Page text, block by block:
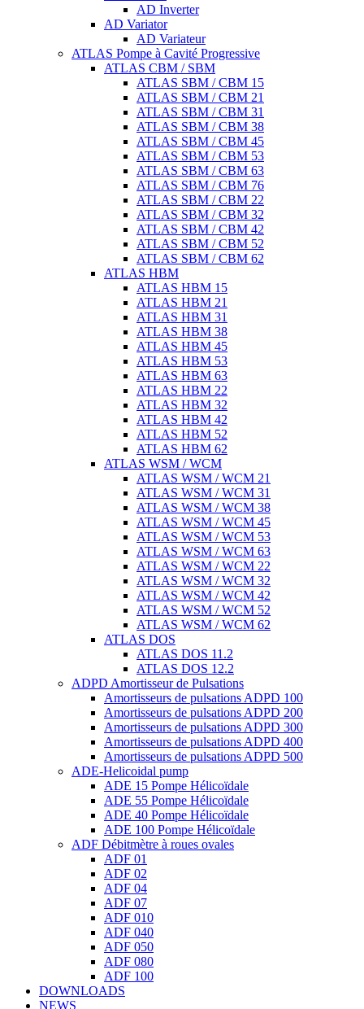
AD Inverter
AD Variator
AD Variateur
ATLAS Pompe à Cavité Progressive
ATLAS CBM / SBM
ATLAS SBM / CBM 15
ATLAS SBM / CBM 21
ATLAS SBM / CBM 31
ATLAS SBM / CBM 38
ATLAS SBM / CBM 45
ATLAS SBM / CBM 53
ATLAS SBM / CBM 63
ATLAS SBM / CBM 76
ATLAS SBM / CBM 22
ATLAS SBM / CBM 32
ATLAS SBM / CBM 42
ATLAS SBM / CBM 52
ATLAS SBM / CBM 62
ATLAS HBM
ATLAS HBM 15
ATLAS HBM 21
ATLAS HBM 31
ATLAS HBM 38
ATLAS HBM 45
ATLAS HBM 53
ATLAS HBM 63
ATLAS HBM 22
ATLAS HBM 32
ATLAS HBM 42
ATLAS HBM 52
ATLAS HBM 62
ATLAS WSM / WCM
ATLAS WSM / WCM 21
ATLAS WSM / WCM 31
ATLAS WSM / WCM 38
ATLAS WSM / WCM 45
ATLAS WSM / WCM 53
ATLAS WSM / WCM 63
ATLAS WSM / WCM 22
ATLAS WSM / WCM 32
ATLAS WSM / WCM 42
ATLAS WSM / WCM 52
ATLAS WSM / WCM 62
ATLAS DOS
ATLAS DOS 11.2
ATLAS DOS 12.2
ADPD Amortisseur de Pulsations
Amortisseurs de pulsations ADPD 100
Amortisseurs de pulsations ADPD 200
Amortisseurs de pulsations ADPD 300
Amortisseurs de pulsations ADPD 400
Amortisseurs de pulsations ADPD 500
ADE-Helicoidal pump
ADE 15 Pompe Ηélicoïdale
ADE 55 Pompe Ηélicoïdale
ADE 40 Pompe Ηélicoïdale
ADE 100 Pompe Ηélicoïdale
ADF Débitmètre à roues ovales
ADF 01
ADF 02
ADF 04
ADF 07
ADF 010
ADF 040
ADF 050
ADF 080
ADF 100
DOWNLOADS
NEWS